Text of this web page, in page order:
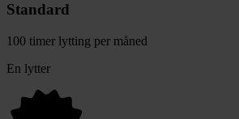
Standard
100 timer lytting per måned
En lytter